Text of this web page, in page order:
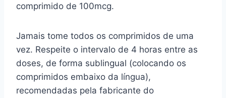
comprimido de 100mcg.
Jamais tome todos os comprimidos de uma
vez. Respeite o intervalo de 4 horas entre as
doses, de forma sublingual (colocando os
comprimidos embaixo da língua),
recomendadas pela fabricante do